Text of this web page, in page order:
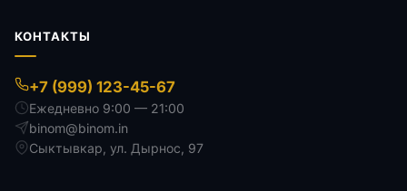
КОНТАКТЫ
+7 (999) 123-45-67
Ежедневно 9:00 — 21:00
binom@binom.in
Сыктывкар, ул. Дырнос, 97